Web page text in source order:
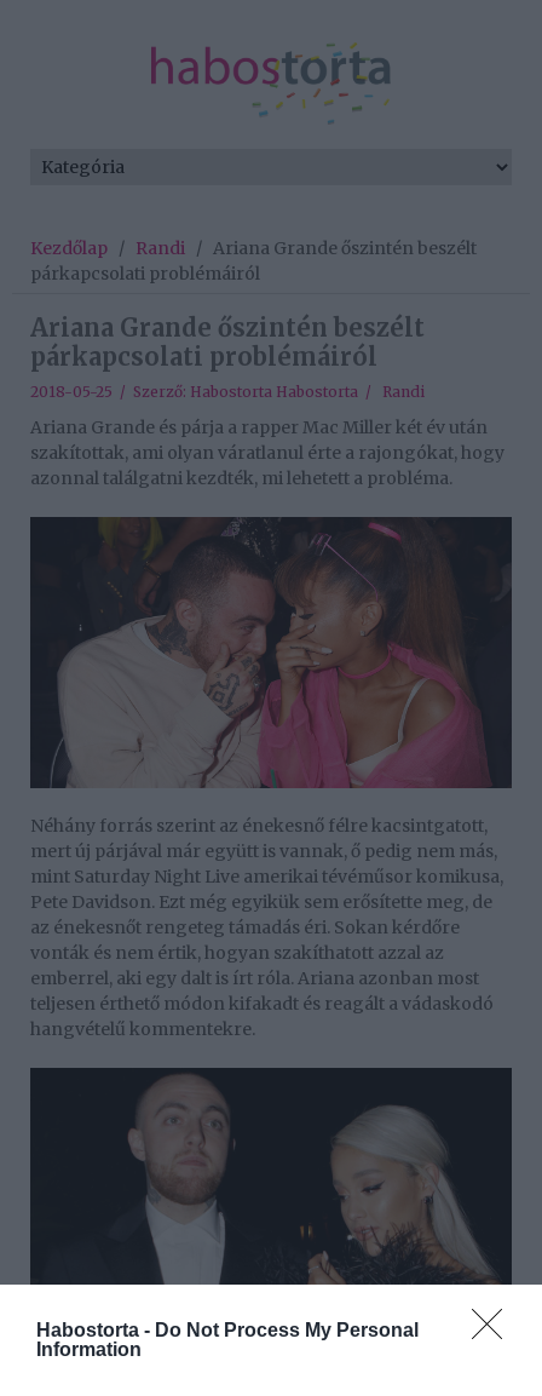
Habostorta - Do Not Process My Personal
Information
Kezdőlap / Randi / Ariana Grande őszintén beszélt
párkapcsolati problémáiról
Ariana Grande őszintén beszélt
párkapcsolati problémáiról
2018-05-25 / Szerző: Habostorta Habostorta / Randi
Ariana Grande és párja a rapper Mac Miller két év után
szakítottak, ami olyan váratlanul érte a rajongókat, hogy
azonnal találgatni kezdték, mi lehetett a probléma.
Néhány forrás szerint az énekesnő félre kacsintgatott,
mert új párjával már együtt is vannak, ő pedig nem más,
mint Saturday Night Live amerikai tévéműsor komikusa,
Pete Davidson. Ezt még egyikük sem erősítette meg, de
az énekesnőt rengeteg támadás éri. Sokan kérdőre
vonták és nem értik, hogyan szakíthatott azzal az
emberrel, aki egy dalt is írt róla. Ariana azonban most
teljesen érthető módon kifakadt és reagált a vádaskodó
hangvételű kommentekre.